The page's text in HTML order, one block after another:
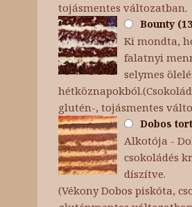
tojásmentes változatban.
Bounty
Ki mondta,
falatnyi
selymes
glutén-, tojásmentes
Dobos
Alkotója -
csokoládés
díszítve.
(Vékony Dobos piskóta,